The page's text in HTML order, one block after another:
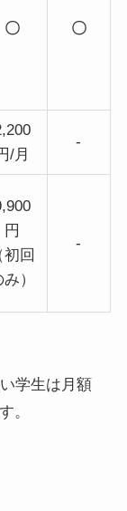
〇 〇
/月
-
円
初回
）
-
学生は月額
。